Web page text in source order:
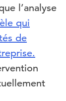
l’analyse
qui
de